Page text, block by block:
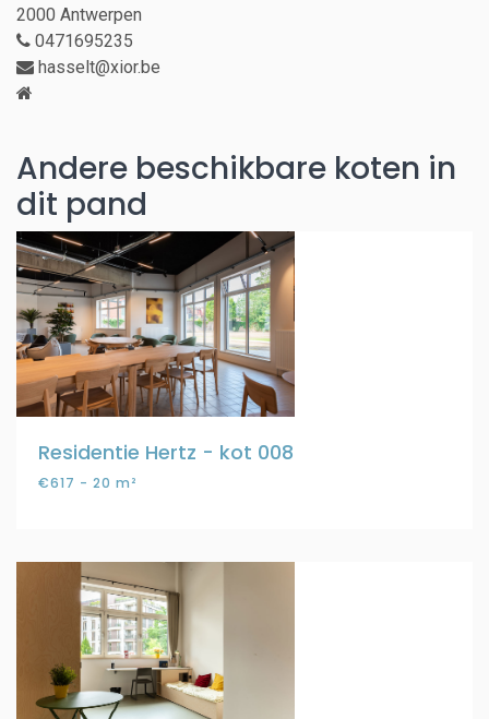
2000 Antwerpen
0471695235
hasselt@xior.be
Andere beschikbare koten in
dit pand
Residentie Hertz - kot 008
€617 - 20 m²